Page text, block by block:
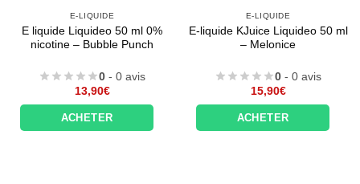
E-LIQUIDE
E liquide Liquideo 50 ml 0%
nicotine – Bubble Punch
0 - 0 avis
13,90€
ACHETER
E-LIQUIDE
E-liquide KJuice Liquideo 50 ml
– Melonice
0 - 0 avis
15,90€
ACHETER